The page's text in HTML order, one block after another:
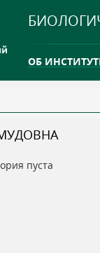
ОБ
ТГУ ОТКРЫЛ
пуста